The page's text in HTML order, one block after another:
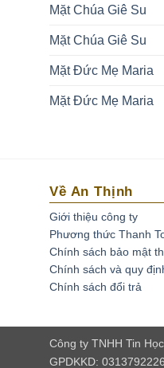
Mặt Chúa Giê Su
Mặt Chúa Giê Su
Mặt Đức Mẹ Maria
Mặt Đức Mẹ Maria
Về An Thịnh
Giới thiệu công ty
Phương thức Thanh
Chính sách bảo mật
Chính sách và quy
Chính sách đổi trả
Công ty TNHH Tin
GPDKKD: